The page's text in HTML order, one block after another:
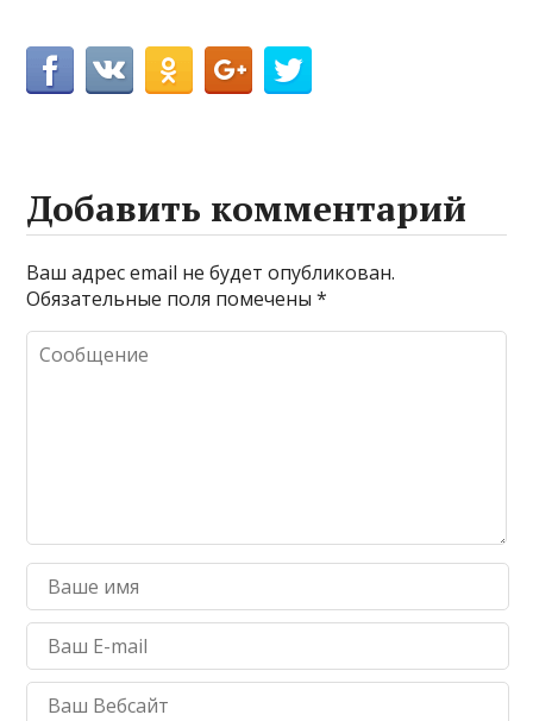
Добавить комментарий
Ваш адрес email не будет опубликован.
Обязательные поля помечены*